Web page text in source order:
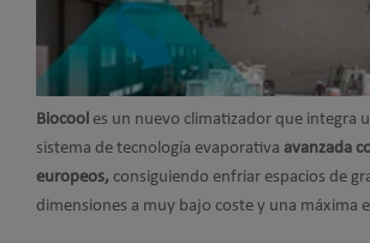
Biocool es un nuevo climatizador que integra
sistema de tecnología evaporativa avanzada
europeos, consiguiendo enfriar espacios de
dimensiones a muy bajo coste y una máxima